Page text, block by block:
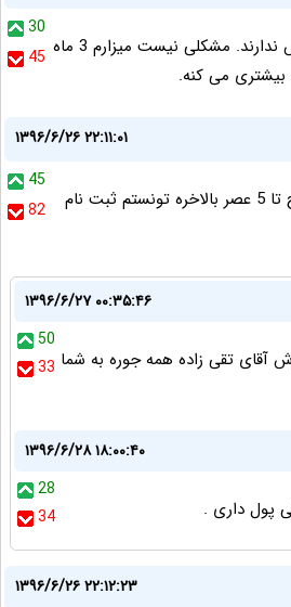
30
45 متاسفانه شفافیت در فروش ندارند. مشکلی نیست میزارم 3 ماه
بیشتری می کنه.
۱۳۹۶/۶/۲۶ ۲۲:۱۱:۰۱
45
82
با تلاش یکسره از 11 صبح تا 5 عصر بالاخره تونستم ثبت نام
۱۳۹۶/۶/۲۷ ۰۰:۳۵:۴۶
50
33 آقای تقی زاده همه جوره به شما
۱۳۹۶/۶/۲۸ ۱۸:۰۰:۴۰
28
34
پول داری .
۱۳۹۶/۶/۲۶ ۲۲:۱۲:۲۳